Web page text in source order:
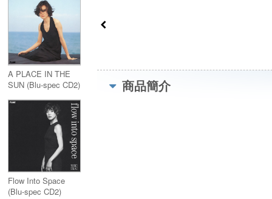
A PLACE IN THE
SUN (Blu-spec CD2)
Flow Into Space
(Blu-spec CD2)
商品簡介